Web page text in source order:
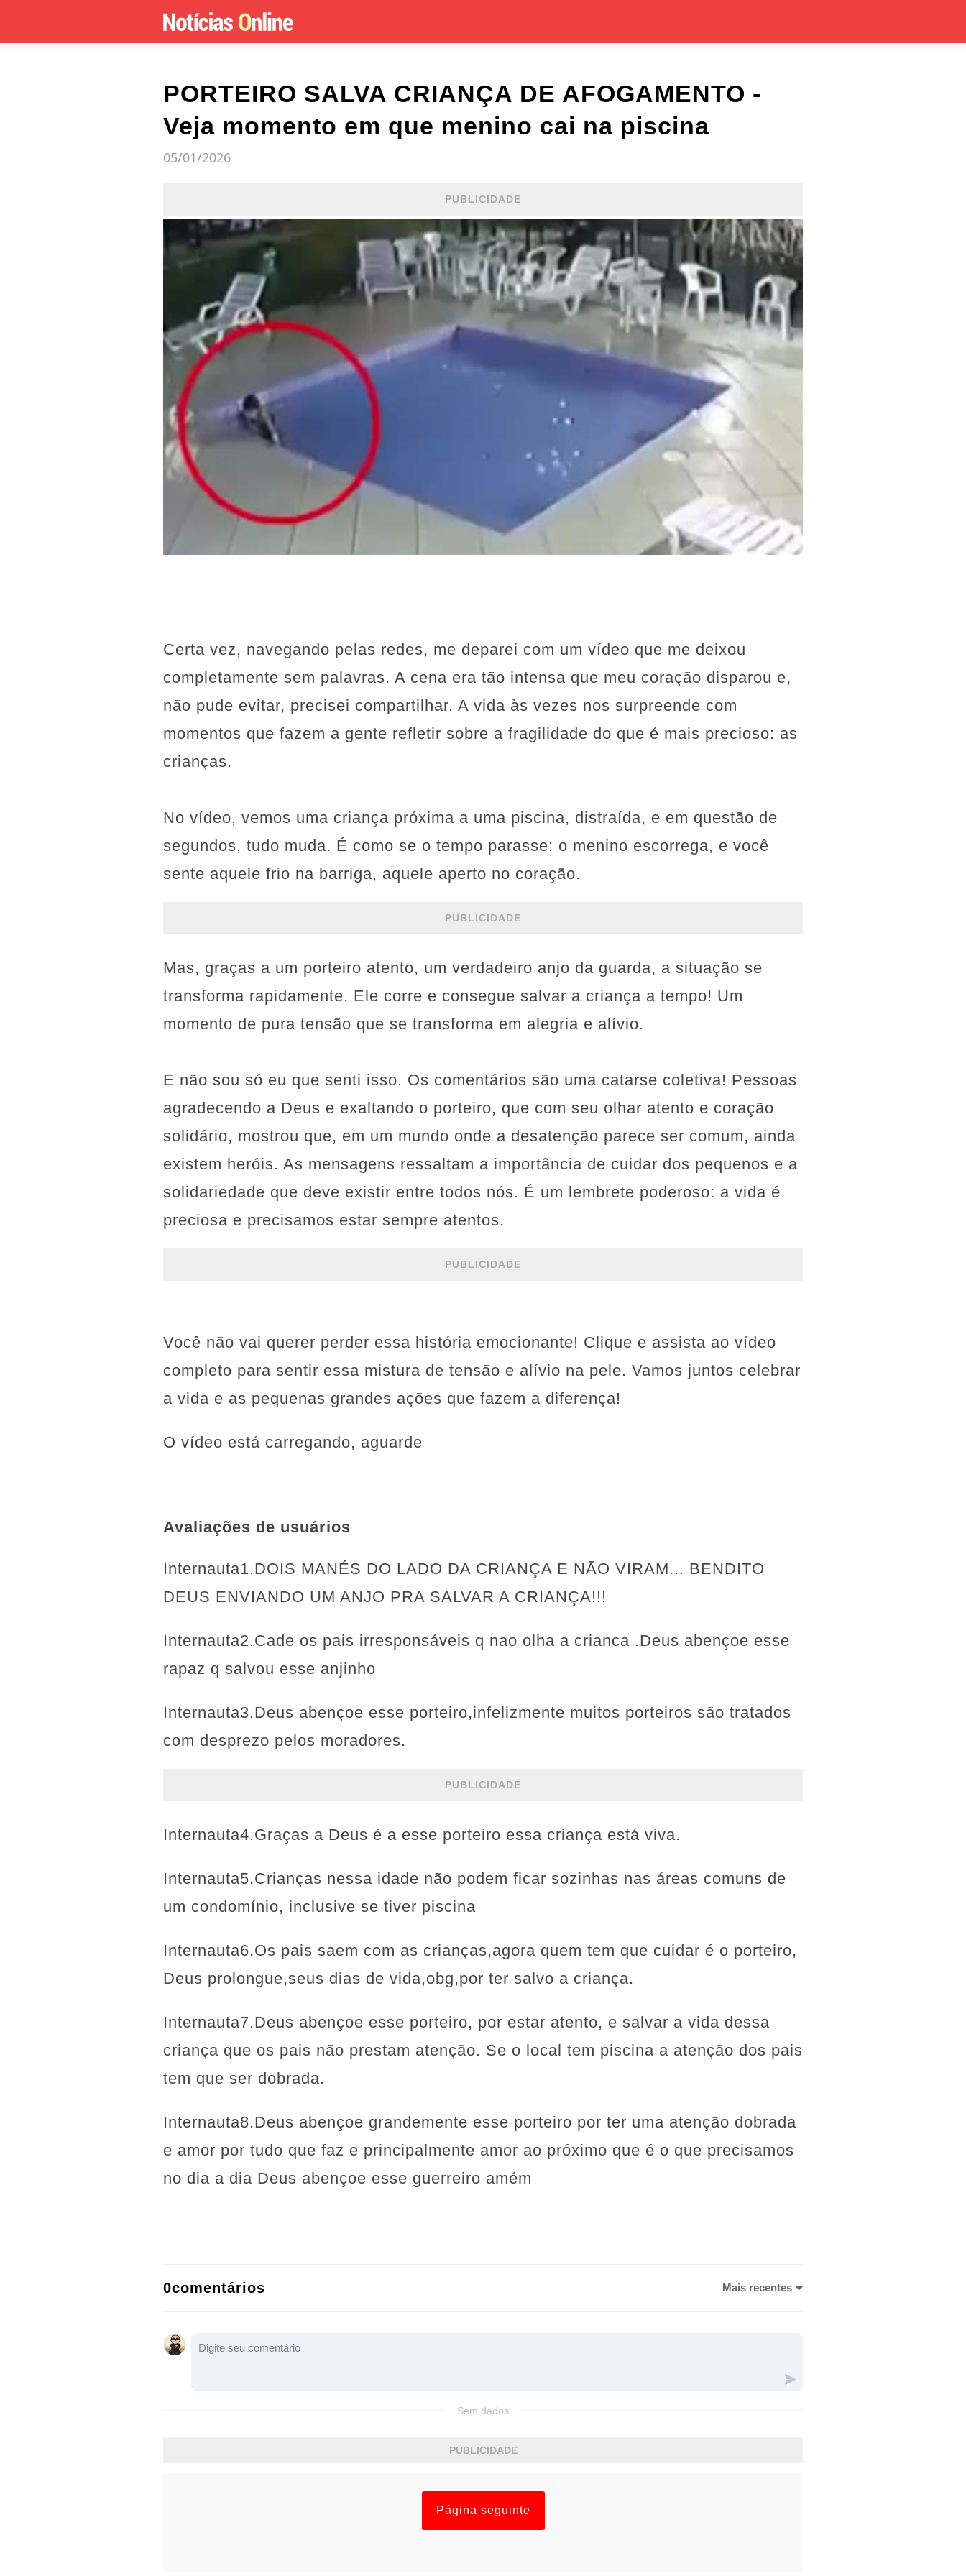
PORTEIRO SALVA CRIANÇA DE AFOGAMENTO -
Veja momento em que menino cai na piscina
05/01/2026
PUBLICIDADE
Certa vez, navegando pelas redes, me deparei com um vídeo que me deixou
completamente sem palavras. A cena era tão intensa que meu coração disparou e,
não pude evitar, precisei compartilhar. A vida às vezes nos surpreende com
momentos que fazem a gente refletir sobre a fragilidade do que é mais precioso: as
crianças.
No vídeo, vemos uma criança próxima a uma piscina, distraída, e em questão de
segundos, tudo muda. É como se o tempo parasse: o menino escorrega, e você
sente aquele frio na barriga, aquele aperto no coração.
PUBLICIDADE
Mas, graças a um porteiro atento, um verdadeiro anjo da guarda, a situação se
transforma rapidamente. Ele corre e consegue salvar a criança a tempo! Um
momento de pura tensão que se transforma em alegria e alívio.
E não sou só eu que senti isso. Os comentários são uma catarse coletiva! Pessoas
agradecendo a Deus e exaltando o porteiro, que com seu olhar atento e coração
solidário, mostrou que, em um mundo onde a desatenção parece ser comum, ainda
existem heróis. As mensagens ressaltam a importância de cuidar dos pequenos e a
solidariedade que deve existir entre todos nós. É um lembrete poderoso: a vida é
preciosa e precisamos estar sempre atentos.
PUBLICIDADE
Você não vai querer perder essa história emocionante! Clique e assista ao vídeo
completo para sentir essa mistura de tensão e alívio na pele. Vamos juntos celebrar
a vida e as pequenas grandes ações que fazem a diferença!
O vídeo está carregando, aguarde
Avaliações de usuários
Internauta1.DOIS MANÉS DO LADO DA CRIANÇA E NÃO VIRAM... BENDITO
DEUS ENVIANDO UM ANJO PRA SALVAR A CRIANÇA!!!
Internauta2.Cade os pais irresponsáveis q nao olha a crianca .Deus abençoe esse
rapaz q salvou esse anjinho
Internauta3.Deus abençoe esse porteiro,infelizmente muitos porteiros são tratados
com desprezo pelos moradores.
PUBLICIDADE
Internauta4.Graças a Deus é a esse porteiro essa criança está viva.
Internauta5.Crianças nessa idade não podem ficar sozinhas nas áreas comuns de
um condomínio, inclusive se tiver piscina
Internauta6.Os pais saem com as crianças,agora quem tem que cuidar é o porteiro,
Deus prolongue,seus dias de vida,obg,por ter salvo a criança.
Internauta7.Deus abençoe esse porteiro, por estar atento, e salvar a vida dessa
criança que os pais não prestam atenção. Se o local tem piscina a atenção dos pais
tem que ser dobrada.
Internauta8.Deus abençoe grandemente esse porteiro por ter uma atenção dobrada
e amor por tudo que faz e principalmente amor ao próximo que é o que precisamos
no dia a dia Deus abençoe esse guerreiro amém
0comentários Mais recentes
Sem dados
PUBLICIDADE
Página seguinte